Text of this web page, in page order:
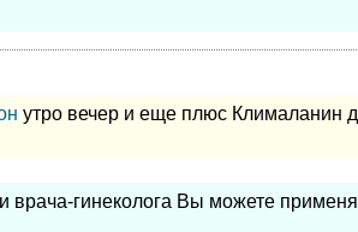
утро вечер и еще плюс Клималанин
врача-гинеколога Вы можете